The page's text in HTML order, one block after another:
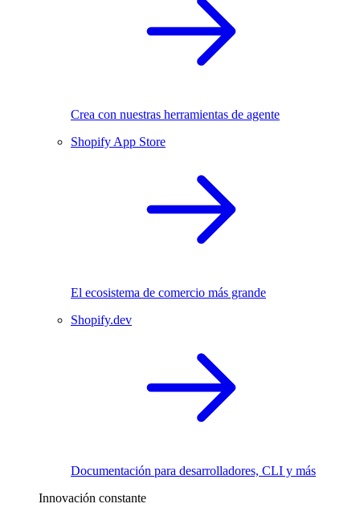
Crea con nuestras herramientas de agente
Shopify App Store
El ecosistema de comercio más grande
Shopify.dev
Documentación para desarrolladores, CLI y más
Innovación constante